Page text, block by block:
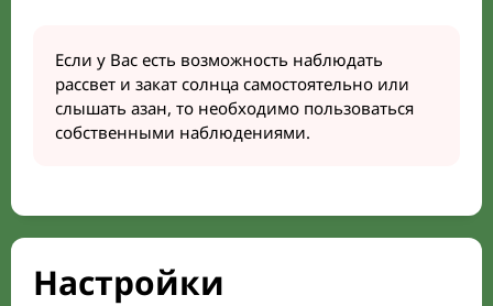
Если у Вас есть возможность наблюдать
рассвет и закат солнца самостоятельно или
слышать азан, то необходимо пользоваться
собственными наблюдениями.
Настройки